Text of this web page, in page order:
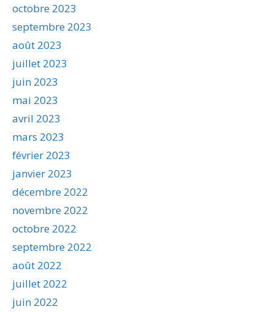
octobre 2023
septembre 2023
août 2023
juillet 2023
juin 2023
mai 2023
avril 2023
mars 2023
février 2023
janvier 2023
décembre 2022
novembre 2022
octobre 2022
septembre 2022
août 2022
juillet 2022
juin 2022